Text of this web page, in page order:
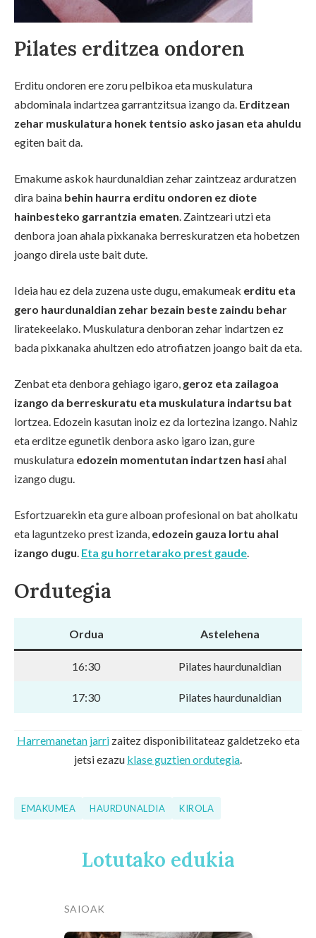
Pilates erditzea ondoren
Erditu ondoren ere zoru pelbikoa eta muskulatura
abdominala indartzea garrantzitsua izango da. Erditzean
zehar muskulatura honek tentsio asko jasan eta ahuldu
egiten bait da.
Emakume askok haurdunaldian zehar zaintzeaz arduratzen
dira baina behin haurra erditu ondoren ez diote
hainbesteko garrantzia ematen. Zaintzeari utzi eta
denbora joan ahala pixkanaka berreskuratzen eta hobetzen
joango direla uste bait dute.
Ideia hau ez dela zuzena uste dugu, emakumeak erditu eta
gero haurdunaldian zehar bezain beste zaindu behar
liratekeelako. Muskulatura denboran zehar indartzen ez
bada pixkanaka ahultzen edo atrofiatzen joango bait da eta.
Zenbat eta denbora gehiago igaro, geroz eta zailagoa
izango da berreskuratu eta muskulatura indartsu bat
lortzea. Edozein kasutan inoiz ez da lortezina izango. Nahiz
eta erditze egunetik denbora asko igaro izan, gure
muskulatura edozein momentutan indartzen hasiahal
izango dugu.
Esfortzuarekin eta gure alboan profesional on bat aholkatu
eta laguntzeko prest izanda, edozein gauza lortu ahal
izango dugu. Eta gu horretarako prest gaude.
Ordutegia
Ordua Astelehena
16:30 Pilates haurdunaldian
17:30 Pilates haurdunaldian
Harremanetan jarrizaitez disponibilitateaz galdetzeko eta
jetsi ezazu klase guztien ordutegia.
EMAKUMEA HAURDUNALDIA KIROLA
Lotutako edukia
SAIOAK